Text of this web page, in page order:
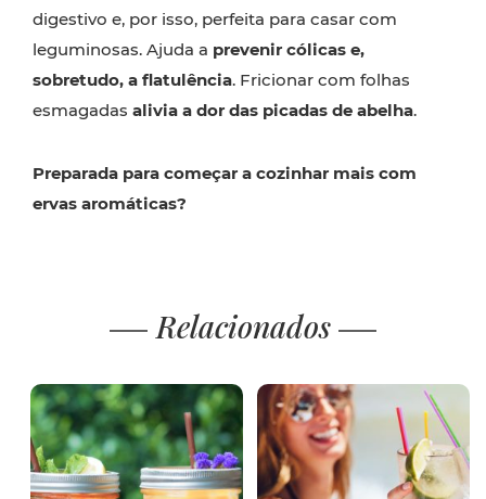
digestivo e, por isso, perfeita para casar com
leguminosas. Ajuda a prevenir cólicas e,
sobretudo, a flatulência. Fricionar com folhas
esmagadas alivia a dor das picadas de abelha.
Preparada para começar a cozinhar mais com
ervas aromáticas?
Relacionados